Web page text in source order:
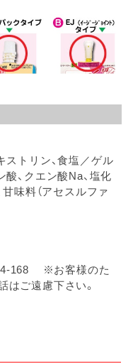
ストリン、食塩／ゲル
酸、クエン酸Na、塩化
甘味料（アセスルファ
168 ※お客様のた
はご遠慮下さい。